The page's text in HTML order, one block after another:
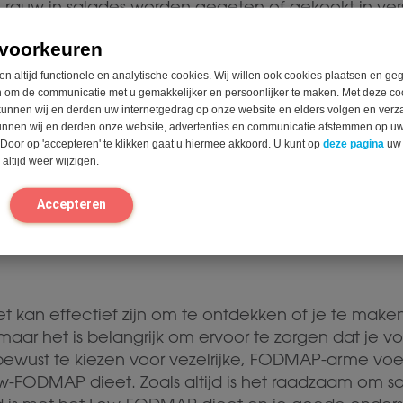
altijd functionele en analytische cookies. Wij willen ook cookies plaatsen en
om de communicatie met u gemakkelijker en persoonlijker te maken. Met deze
wij en derden uw internetgedrag op onze website en elders volgen en
wij en derden onze website, advertenties en communicatie afstemmen op
op 'accepteren' te klikken gaat u hiermee akkoord. U kunt op deze pagina uw
weer wijzigen.
Accepteren
rauw in salades worden gegeten of gekookt in
zijn laag in FODMAPs en bieden een goede
snack of toevoeging aan smoothies
gram, rijpe bananen maximaal 37 gram)
Naast vezels uit de voeding
prebiotische vezelsupplementen. Kijk hierbij
niet allemaal low-FODMAP zijn. Vezels van de
en goed te gebruiken tijdens dit dieet.
kan effectief zijn om te ontdekken of je te
het is belangrijk om ervoor te zorgen dat je
te kiezen voor vezelrijke, FODMAP-arme
FODMAP dieet. Zoals altijd is het raadzaam om